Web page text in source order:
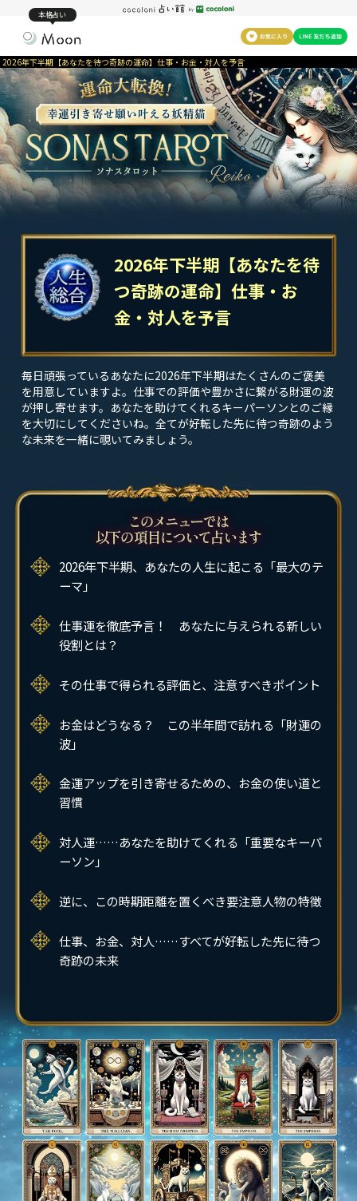
本格占い
2026年下半期【あなたを待つ奇跡の運命】仕事・お金・対人を予言
2026年下半期【あなたを待
つ奇跡の運命】仕事・お
金・対人を予言
毎日頑張っているあなたに2026年下半期はたくさんのご褒美
を用意していますよ。仕事での評価や豊かさに繋がる財運の波
が押し寄せます。あなたを助けてくれるキーパーソンとのご縁
を大切にしてくださいね。全てが好転した先に待つ奇跡のよう
な未来を一緒に覗いてみましょう。
2026年下半期、あなたの人生に起こる「最大のテ
ーマ」
仕事運を徹底予言！ あなたに与えられる新しい
役割とは？
その仕事で得られる評価と、注意すべきポイント
お金はどうなる？ この半年間で訪れる「財運の
波」
金運アップを引き寄せるための、お金の使い道と
習慣
対人運……あなたを助けてくれる「重要なキーパ
ーソン」
逆に、この時期距離を置くべき要注意人物の特徴
仕事、お金、対人……すべてが好転した先に待つ
奇跡の未来